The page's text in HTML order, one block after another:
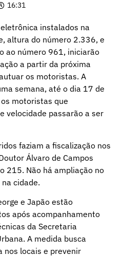
16:31
instalados na
altura do número 2.336, e
ao número 961, iniciarão
a partir da próxima
os motoristas. A
semana, até o dia 17 de
motoristas que
velocidade passarão a ser
faziam a fiscalização nos
Álvaro de Campos
215. Não há ampliação no
cidade.
e Japão estão
após acompanhamento
da Secretaria
A medida busca
nos locais e prevenir